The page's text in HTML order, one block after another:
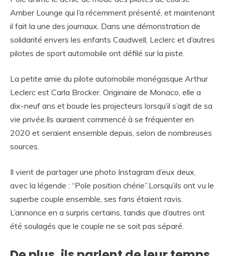
Amber Lounge qui l’a récemment présenté, et maintenant
il fait la une des journaux. Dans une démonstration de
solidarité envers les enfants Caudwell, Leclerc et d’autres
pilotes de sport automobile ont défilé sur la piste.
La petite amie du pilote automobile monégasque Arthur
Leclerc est Carla Brocker. Originaire de Monaco, elle a
dix-neuf ans et boude les projecteurs lorsqu’il s’agit de sa
vie privée.Ils auraient commencé à se fréquenter en
2020 et seraient ensemble depuis, selon de nombreuses
sources.
Il vient de partager une photo Instagram d’eux deux,
avec la légende : “Pole position chérie”.Lorsqu’ils ont vu le
superbe couple ensemble, ses fans étaient ravis.
L’annonce en a surpris certains, tandis que d’autres ont
été soulagés que le couple ne se soit pas séparé.